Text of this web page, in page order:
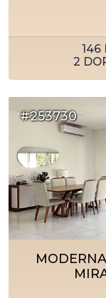
146
2
#253730